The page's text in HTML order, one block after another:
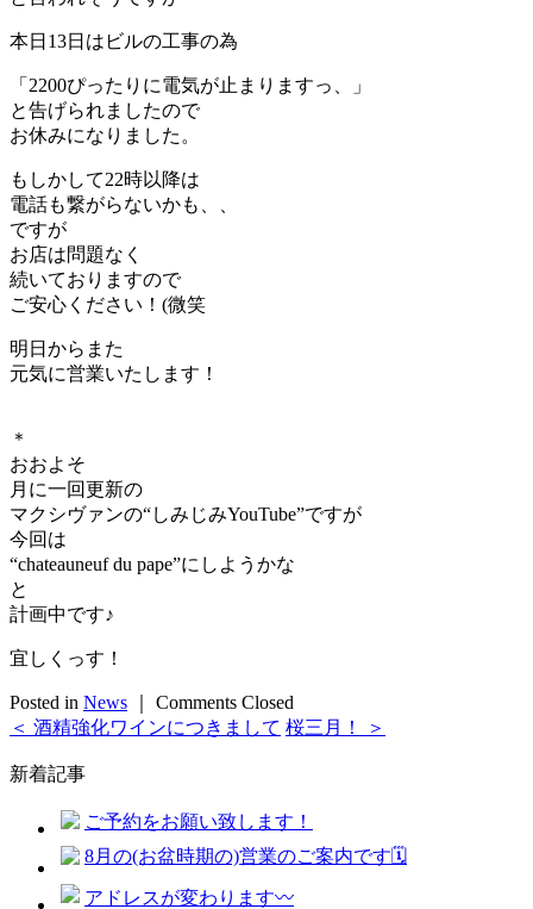
本日13日はビルの工事の為
「2200ぴったりに電気が止まりますっ、」
と告げられましたので
お休みになりました。
もしかして22時以降は
電話も繋がらないかも、、
ですが
お店は問題なく
続いておりますので
ご安心ください！(微笑
明日からまた
元気に営業いたします！
＊
おおよそ
月に一回更新の
マクシヴァンの“しみじみYouTube”ですが
今回は
“chateauneuf du pape”にしようかな
と
計画中です♪
宜しくっす！
Posted in News
Comments Closed
＜ 酒精強化ワインにつきまして 桜三月！ ＞
新着記事
ご予約をお願い致します！
8月の(お盆時期の)営業のご案内です🗓️
アドレスが変わります〰️